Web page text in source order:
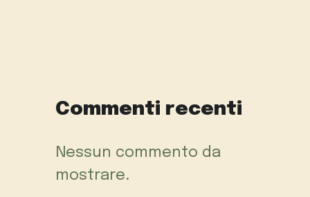
Commenti recenti
Nessun commento da
mostrare.